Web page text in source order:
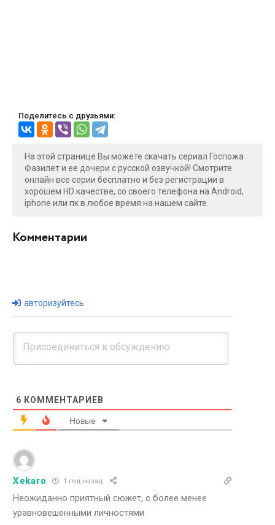
Поделитесь с друзьями:
На этой странице Вы можете скачать сериал Госпожа
Фазилет и ее дочери с русской озвучкой! Смотрите
онлайн все серии бесплатно и без регистрации в
хорошем HD качестве, со своего телефона на Android,
iphone или пк в любое время на нашем сайте.
Комментарии
авторизуйтесь
6 КОММЕНТАРИЕВ
Новые
Xekaro 1 год назад
Неожиданно приятный сюжет, с более менее
уравновешенными личностями